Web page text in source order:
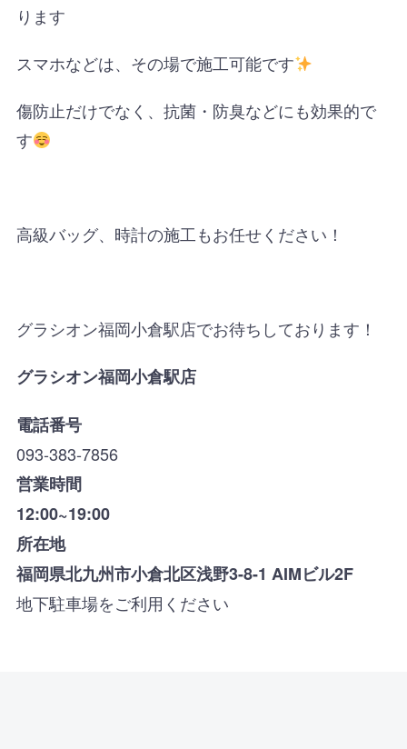
ります
スマホなどは、その場で施工可能です
傷防止だけでなく、抗菌・防臭などにも効果的で
す
高級バッグ、時計の施工もお任せください！
グラシオン福岡小倉駅店でお待ちしております！
グラシオン福岡小倉駅店
電話番号
093-383-7856
営業時間
12:00~19:00
所在地
福岡県北九州市小倉北区浅野3-8-1 AIMビル2F
地下駐車場をご利用ください